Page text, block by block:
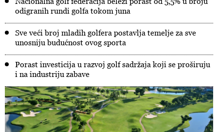
odigranih rundi golfa tokom juna
Sve veći broj mladih golfera postavlja temelje za sve
unosniju budućnost ovog sporta
Porast investicija u razvoj golf sadržaja koji se proširuju
i na industriju zabave